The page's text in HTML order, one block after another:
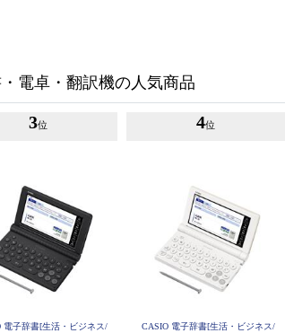
電卓・翻訳機の人気商品
3位
電子辞書[生活・ビジネス/
4位
CASIO 電子辞書[生活・ビジネス/